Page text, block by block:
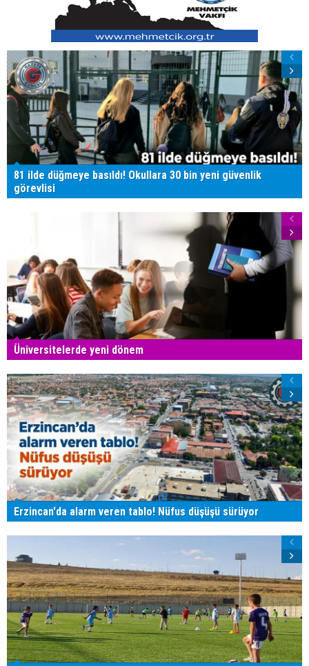
81 ilde düğmeye basıldı! Okullara 30 bin yeni güvenlik
görevlisi
Üniversitelerde yeni dönem
Erzincan'da alarm veren tablo! Nüfus düşüşü sürüyor